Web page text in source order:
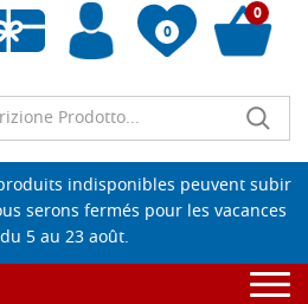
0
souhaits vide
0
indisponibles peuvent subir
serons fermés pour les vacances
5 au 23 août.